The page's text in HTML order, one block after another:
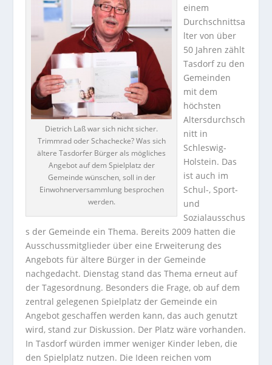
Dietrich Laß war sich nicht sicher.
Trimmrad oder Schachecke? Was sich
ältere Tasdorfer Bürger als mögliches
Angebot auf dem Spielplatz der
Gemeinde wünschen, soll in der
Einwohnerversammlung besprochen
werden.
einem
Durchschnittsa
lter von über
50 Jahren zählt
Tasdorf zu den
Gemeinden
mit dem
höchsten
Altersdurchsch
nitt in
Schleswig-
Holstein. Das
ist auch im
Schul-, Sport-
und
Sozialausschus
s der Gemeinde ein Thema. Bereits 2009 hatten die
Ausschussmitglieder über eine Erweiterung des
Angebots für ältere Bürger in der Gemeinde
nachgedacht. Dienstag stand das Thema erneut auf
der Tagesordnung. Besonders die Frage, ob auf dem
zentral gelegenen Spielplatz der Gemeinde ein
Angebot geschaffen werden kann, das auch genutzt
wird, stand zur Diskussion. Der Platz wäre vorhanden.
In Tasdorf würden immer weniger Kinder leben, die
den Spielplatz nutzen. Die Ideen reichen vom